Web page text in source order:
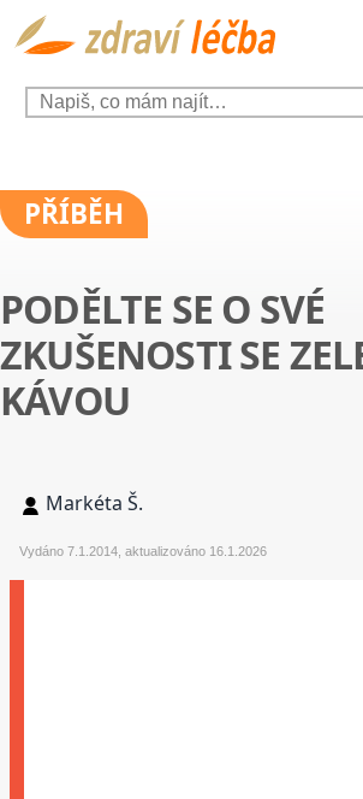
PŘÍBĚH
PODĚLTE SE O SVÉ
ZKUŠENOSTI SE
KÁVOU
Markéta Š.
Vydáno 7.1.2014, aktualizováno 16.1.2026